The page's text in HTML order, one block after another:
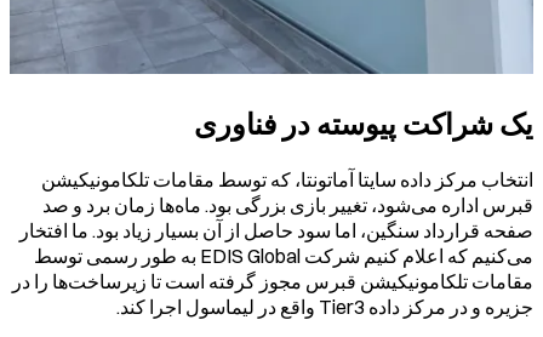
یک شراکت پیوسته در فناوری
انتخاب مرکز داده سایتا آماتونتا، که توسط مقامات تلکامونیکیشن
قبرس اداره می‌شود، تغییر بازی بزرگی بود. ماه‌ها زمان برد و صد
صفحه قرارداد سنگین، اما سود حاصل از آن بسیار زیاد بود. ما افتخار
می‌کنیم که اعلام کنیم شرکت EDIS Global به طور رسمی توسط
مقامات تلکامونیکیشن قبرس مجوز گرفته است تا زیرساخت‌ها را در
جزیره و در مرکز داده Tier3 واقع در لیماسول اجرا کند.